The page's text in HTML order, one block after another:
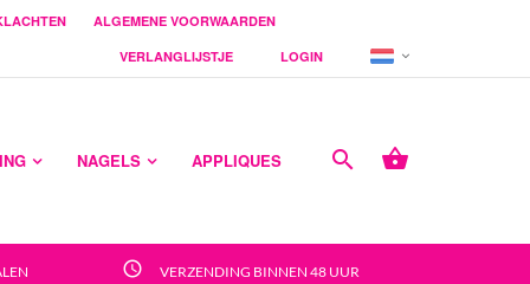
ALGEMENE VOORWAARDEN
LOGIN
VERLANGLIJSTJE
NAGELS APPLIQUES 

access_time VERZENDING BINNEN 48 UUR